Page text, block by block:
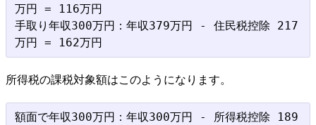
万円 = 116万円
手取り年収300万円：年収379万円 - 住民税控除 217
所得税の課税対象額はこのようになります。
額面で年収300万円：年収300万円 - 所得税控除 189